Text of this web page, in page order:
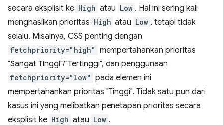
secara eksplisit ke High atau Low . Hal ini sering kali
menghasilkan prioritas High atau Low , tetapi tidak
selalu. Misalnya, CSS penting dengan
fetchpriority="high" mempertahankan prioritas
"Sangat Tinggi"/"Tertinggi", dan penggunaan
fetchpriority="low" pada elemen ini
mempertahankan prioritas "Tinggi". Tidak satu pun dari
kasus ini yang melibatkan penetapan prioritas secara
eksplisit ke High atau Low .